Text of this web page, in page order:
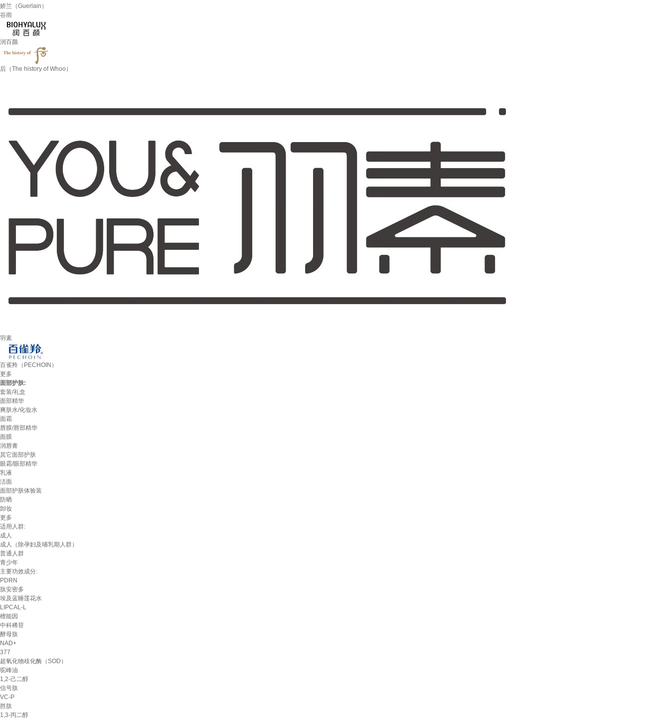
娇兰（Guerlain）
谷雨
润百颜
后（The history of Whoo）
羽素
百雀羚（PECHOIN）
更多
面部护肤:
套装/礼盒
面部精华
爽肤水/化妆水
面霜
唇膜/唇部精华
面膜
润唇膏
其它面部护肤
眼霜/眼部精华
乳液
洁面
面部护肤体验装
防晒
卸妆
更多
适用人群:
成人
成人（除孕妇及哺乳期人群）
普通人群
青少年
主要功效成分:
PDRN
肽安密多
埃及蓝睡莲花水
LIPCAL-L
檀能因
中科稀苷
酵母肽
NAD+
377
超氧化物歧化酶（SOD）
驼峰油
1,2-己二醇
信号肽
VC-P
胜肽
1,3-丙二醇